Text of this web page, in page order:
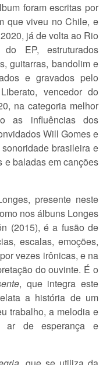
foram escritas por
que viveu no Chile, e
já de volta ao Rio
EP, estruturados
guitarras, bandolim e
e gravados pelo
vencedor do
na categoria melhor
as influências dos
Will Gomes e
brasileira e
e baladas em canções
presente neste
nos álbuns Longes
(2015), é a fusão de
escalas, emoções,
vezes irônicas, e na
do ouvinte. É o
, que integra este
a história de um
trabalho, a melodia e
ar de esperança e